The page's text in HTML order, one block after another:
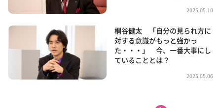
2025.05.10
桐谷健太 「自分の見られ方に
対する意識がもっと強かっ
た・・・」 今、一番大事にし
ていることとは？
2025.05.06